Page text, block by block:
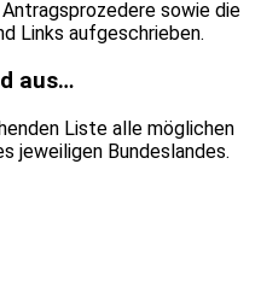
sowie die
Links aufgeschrieben.
aus…
Liste alle möglichen
jeweiligen Bundeslandes.